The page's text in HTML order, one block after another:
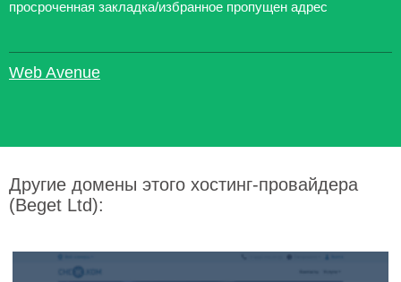
просроченная закладка/избранное пропущен адрес
Web Avenue
Другие домены этого хостинг-провайдера
(Beget Ltd):